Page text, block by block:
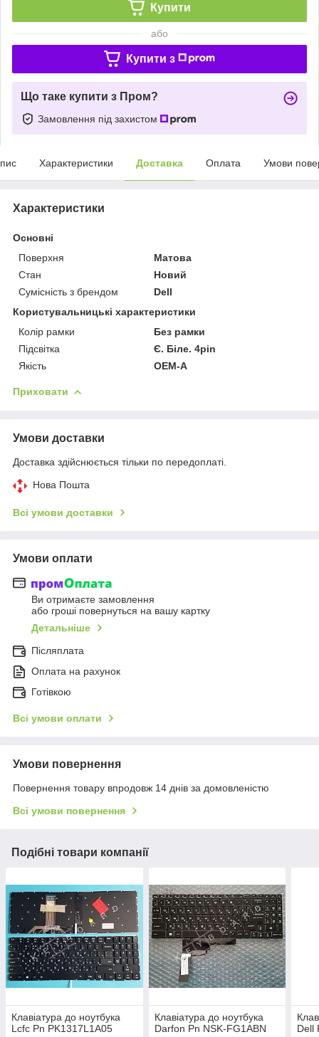
Купити
або
Купити з
Що таке купити з Пром?
Замовлення під захистом
Характеристики Доставка Оплата Умови
Характеристики
Основні
Поверхня
Матова
Стан
Новий
Сумісність з брендом
Dell
Користувальницькі характеристики
Колір рамки
Без рамки
Підсвітка
Є. Білe. 4pin
Якість
OEM-A
Приховати
Умови доставки
Доставка здійснюється тільки по передоплаті.
Нова Пошта
Всі умови доставки
Умови оплати
Ви отримаєте замовлення
або гроші повернуться на вашу картку
Детальніше
Післяплата
Оплата на рахунок
Готівкою
Всі умови оплати
Умови повернення
Повернення товару впродовж 14 днів за домовленістю
Всі умови повернення
Подібні товари компанії
Клавіатура до ноутбука
Lcfc Pn PK1317L1A05
Клавіатура до ноутбука
Darfon Pn NSK-FG1ABN
Dell